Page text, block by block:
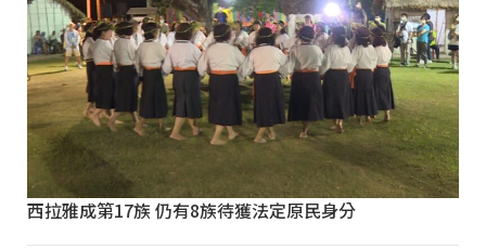
西拉雅成第17族 仍有8族待獲法定原民身分